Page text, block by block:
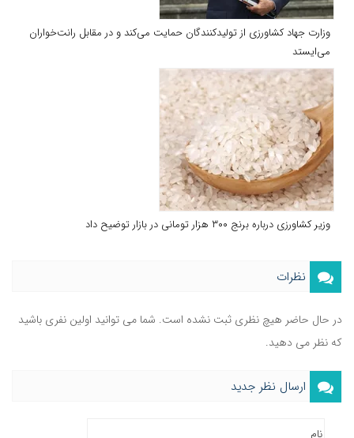
وزارت جهاد کشاورزی از تولیدکنندگان حمایت می‌کند و در مقابل رانت‌خواران
می‌ایستد
وزیر کشاورزی درباره برنج ۳۰۰ هزار تومانی در بازار توضیح داد
نظرات
در حال حاضر هیچ نظری ثبت نشده است. شما می توانید اولین نفری باشید
که نظر می دهید.
ارسال نظر جدید